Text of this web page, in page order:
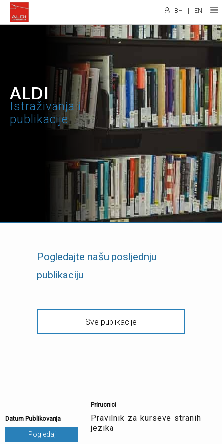
EN
|
BH
ALDI
Istraživanja i
publikacije
Pogledajte našu posljednju
publikaciju
Sve publikacije
Datum Publikovanja
Pogledaj
Prirucnici
Pravilnik za kurseve stranih
jezika